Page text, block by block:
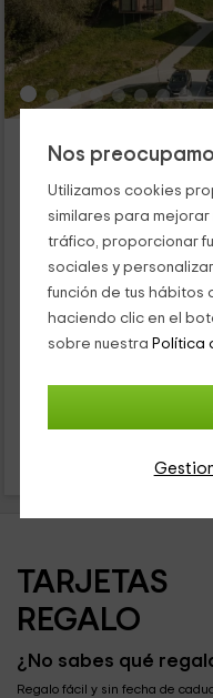
Nos
Utilizamos cookies
similares para
tráfico, proporcionar
sociales y
función de tus hábitos
haciendo clic en el
sobre nuestra Política
Alcobas Do Sil
Parada De Sil, Orense
1 opiniones
Alquiler íntegro
8 personas
Nuestro complejo de
zona de Parada del Sil,
disfrutar en la provincia de Orense.
cabañas, cada una de
Cancelación 24 horas
TARJETAS
REGALO
¿No sabes qué
Regalo fácil y sin fecha de